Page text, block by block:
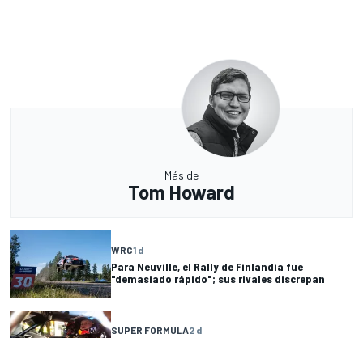
Más de
Tom Howard
WRC1 d
Para Neuville, el Rally de Finlandia fue
"demasiado rápido"; sus rivales discrepan
SUPER FORMULA2 d